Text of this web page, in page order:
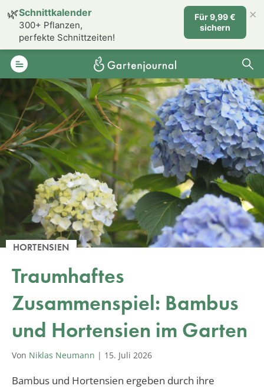
HORTENSIEN
Traumhaftes
Zusammenspiel: Bambus
und Hortensien im Garten
Von Niklas Neumann | 15. Juli 2026
Bambus und Hortensien ergeben durch ihre
🌿Schnittkalender
300+ Pflanzen,
perfekte Schnittzeiten!
Für 9,99 €
sichern
×